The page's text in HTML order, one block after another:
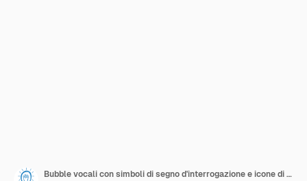
Bubble vocali con simboli di segno d'interrogazione e icone di lampadine Illustrazione del vettore di soluzione o idea